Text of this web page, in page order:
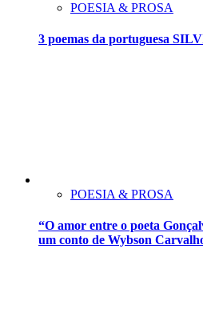
POESIA & PROSA
3 poemas da portuguesa
POESIA & PROSA
“O amor entre o poeta
um conto de Wybson